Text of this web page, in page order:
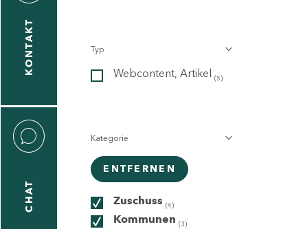
KONTAKT
CHAT
Typ
Webcontent, Artikel (5)
Kategorie
ENTFERNEN
Zuschuss (4)
Kommunen (3)